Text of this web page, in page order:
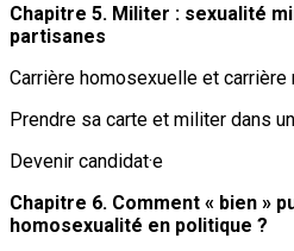
Chapitre 5. Militer : sexualité
partisanes
Carrière homosexuelle et carrière
Prendre sa carte et militer dans
Devenir candidat·e
Chapitre 6. Comment « bien »
homosexualité en politique ?